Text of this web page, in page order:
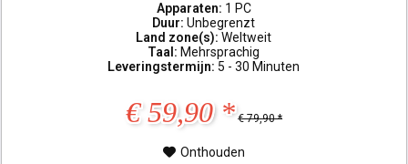
Apparaten: 1 PC
Duur:Unbegrenzt
Land zone(s):Weltweit
Taal: Mehrsprachig
Leveringstermijn: 5 - 30 Minuten
€ 59,90 * € 79,90 *
Onthouden